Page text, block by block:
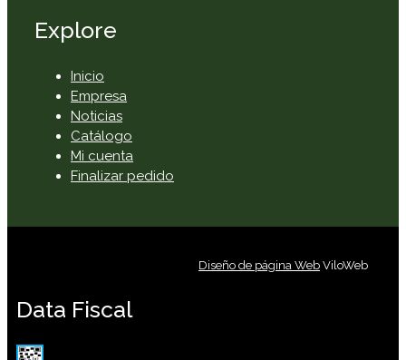
Explore
Inicio
Empresa
Noticias
Catálogo
Mi cuenta
Finalizar pedido
Diseño de página Web ViloWeb
Data Fiscal